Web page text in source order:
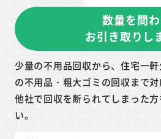
数量を問
お引き取りし
少量の不用品回収から、住宅一
の不用品・粗大ゴミの回収まで
他社で回収を断られてしまった
い。